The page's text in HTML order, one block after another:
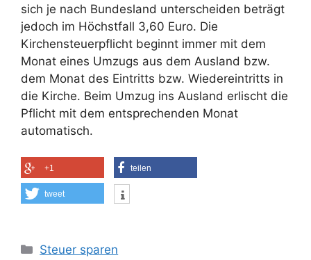
sich je nach Bundesland unterscheiden beträgt
jedoch im Höchstfall 3,60 Euro. Die
Kirchensteuerpflicht beginnt immer mit dem
Monat eines Umzugs aus dem Ausland bzw.
dem Monat des Eintritts bzw. Wiedereintritts in
die Kirche. Beim Umzug ins Ausland erlischt die
Pflicht mit dem entsprechenden Monat
automatisch.
+1 teilen
tweet
Kategorien
Steuer sparen